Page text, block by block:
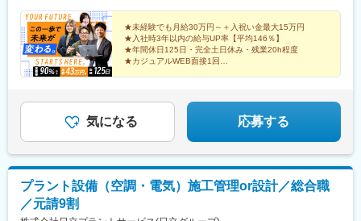
崎、鹿児島、佐賀、福岡、熊本【本社】東京都新宿区中里町29-3
菱秀神楽坂ビル 1F【本社アクセス】・東京メトロ東西線「神楽坂
駅」2番出口より徒歩5分・東京メトロ有楽町線「江戸川橋駅」2
番出口より徒歩7分【プロジェクト事例】・六本木ヒルズの外壁改
修工事（六本木駅）・新宿駅の再開発工事（新宿駅）・有名ショ
装新築工事（麻布台駅）・高層マンションの新築工事（横浜市）
駅、八王子駅、葛西臨海公園駅、有楽町駅、蔵前駅、押上駅、武
蔵境駅、小山駅、秋葉原駅、八潮駅、大塚駅(東京都)、大鳥居駅、
下総橘駅、獨協大学前駅、大阪阿部野橋駅、大宮駅(埼玉県)、千葉
駅、五井駅、淵野辺駅、鷺沼駅、関内駅、八景島駅、馬車道駅、
京王よみうりランド駅、京急川崎駅、川崎駅、中浦和駅、橋本駅
町駅、北野駅(東京都)、権堂駅、香西駅、本町駅、植田駅(福島
県)、富岡駅、笹川駅、刈羽駅、川崎大師駅、大川駅、鹿島神宮
駅、Ｊヴィレッジ駅、折原駅、南四日市駅、近鉄名古屋駅、新井
駅、八戸駅、青森駅、新青森駅、弘前駅、野辺地駅、五所川原
駅、本八戸駅、山形駅、米沢駅、北山形駅、さくらんぼ東根駅、
★未経験でも月給30万円～＋入祝い金最大15万円
★入社時3年以内の給与UP率【平均146％】
★年間休日125日・完全土日休み・残業20h程度
★カジュアルWEB面接1回
気になる 応募する
プラント設備（空調・電気）施工管理or設計／総合職
／元請9割